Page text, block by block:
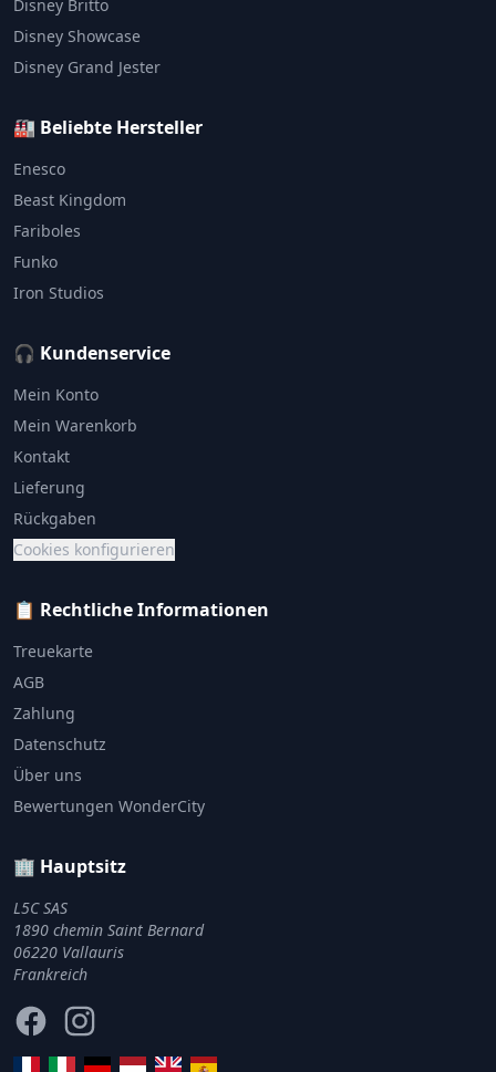
Disney Britto
Disney Showcase
Disney Grand Jester
🏭 Beliebte Hersteller
Enesco
Beast Kingdom
Fariboles
Funko
Iron Studios
🎧 Kundenservice
Mein Konto
Mein Warenkorb
Kontakt
Lieferung
Rückgaben
Cookies konfigurieren
📋 Rechtliche Informationen
Treuekarte
AGB
Zahlung
Datenschutz
Über uns
Bewertungen WonderCity
🏢 Hauptsitz
L5C SAS
1890 chemin Saint Bernard
06220 Vallauris
Frankreich
FacebookInstagram